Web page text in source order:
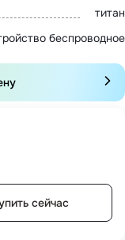
титан
беспроводное
сейчас